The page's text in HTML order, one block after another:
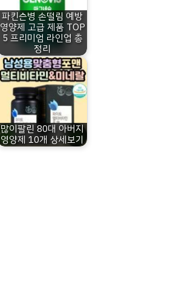
파킨슨병 손떨림 예방
영양제 고급 제품 TOP
5 프리미엄 라인업 총
정리
많이팔린 80대 아버지
영양제 10개 상세보기